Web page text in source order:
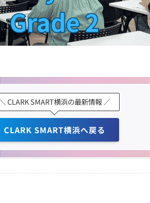
CLARK SMART横浜の最新情報 ／
CLARK SMART横浜へ戻る